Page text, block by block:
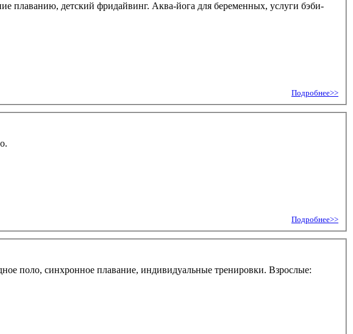
плаванию, детский фридайвинг. Аква-йога для беременных, услуги бэби-
Подробнее>>
Подробнее>>
поло, синхронное плавание, индивидуальные тренировки. Взрослые: